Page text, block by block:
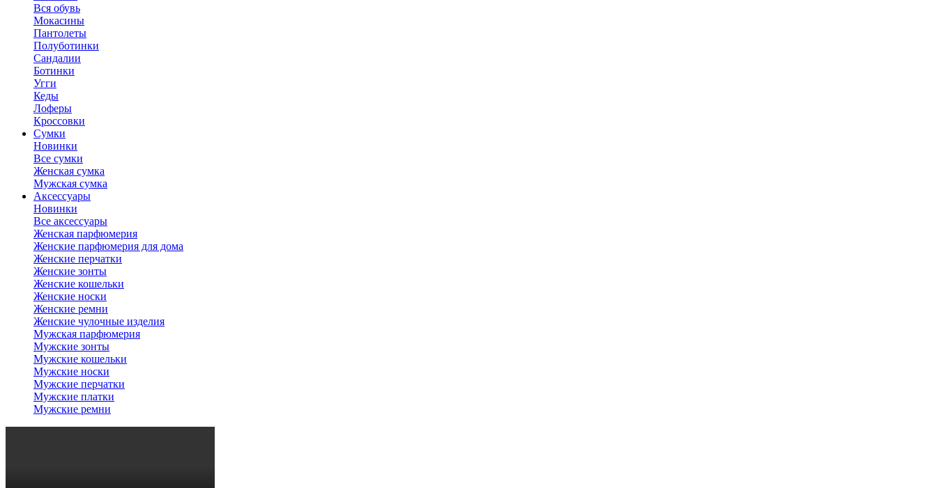
Вся обувь
Мокасины
Пантолеты
Полуботинки
Сандалии
Ботинки
Угги
Кеды
Лоферы
Кроссовки
Сумки
Новинки
Все сумки
Женская сумка
Мужская сумка
Аксессуары
Новинки
Все аксессуары
Женская парфюмерия
Женские парфюмерия для дома
Женские перчатки
Женские зонты
Женские кошельки
Женские носки
Женские ремни
Женские чулочные изделия
Мужская парфюмерия
Мужские зонты
Мужские кошельки
Мужские носки
Мужские перчатки
Мужские платки
Мужские ремни